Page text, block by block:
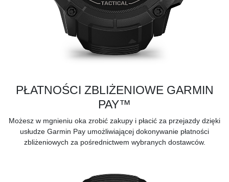
PŁATNOŚCI ZBLIŻENIOWE GARMIN
PAY™
Możesz w mgnieniu oka zrobić zakupy i płacić za przejazdy dzięki
usłudze Garmin Pay umożliwiającej dokonywanie płatności
zbliżeniowych za pośrednictwem wybranych dostawców.